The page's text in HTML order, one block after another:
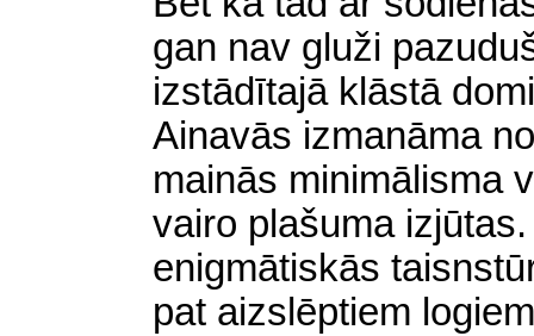
gan nav gluži
izstādītajā klāstā
Ainavās izmanāma
mainās minimālisma
vairo plašuma
enigmātiskās
pat aizslēptiem